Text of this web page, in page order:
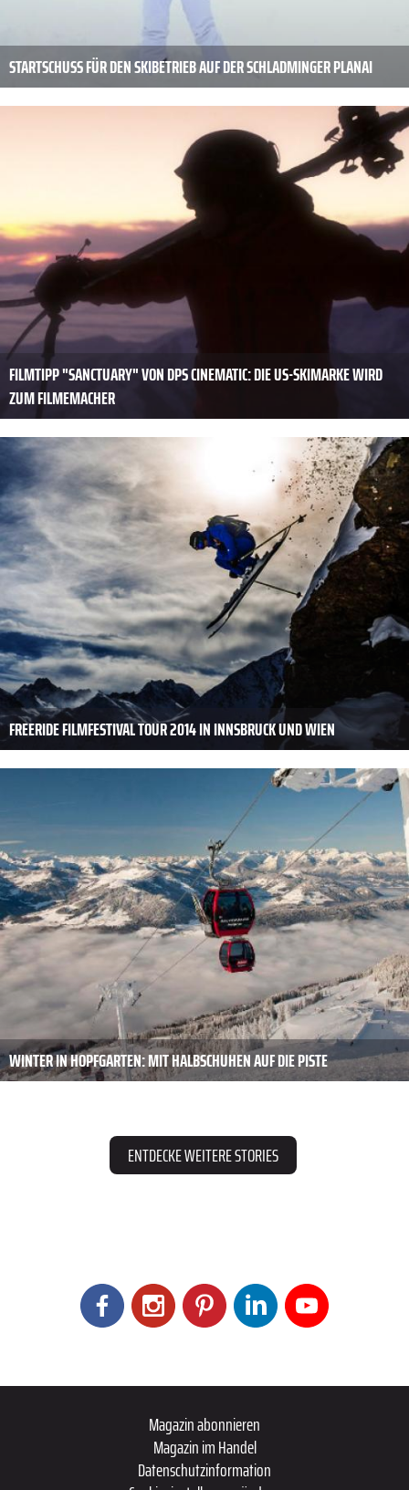
STARTSCHUSS FÜR DEN SKIBETRIEB AUF DER SCHLADMINGER PLANAI
FILMTIPP "SANCTUARY" VON DPS CINEMATIC: DIE US-SKIMARKE WIRD
ZUM FILMEMACHER
FREERIDE FILMFESTIVAL TOUR 2014 IN INNSBRUCK UND WIEN
WINTER IN HOPFGARTEN: MIT HALBSCHUHEN AUF DIE PISTE
ENTDECKE WEITERE STORIES
Magazin abonnieren
Magazin im Handel
Datenschutzinformation